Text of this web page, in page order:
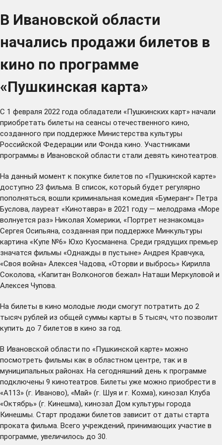
В Ивановской области
начались продажи билетов в
кино по программе
«Пушкинская карта»
С 1 февраля 2022 года обладатели «Пушкинских карт» начали
приобретать билеты на сеансы отечественного кино,
созданного при поддержке Министерства культуры
Российской Федерации или Фонда кино. Участниками
программы в Ивановской области стали девять кинотеатров.
На данный момент к покупке билетов по «Пушкинской карте»
доступно 23 фильма. В список, который будет регулярно
пополняться, вошли криминальная комедия «Бумеранг» Петра
Буслова, лауреат «Кинотавра» в 2021 году — мелодрама «Море
волнуется раз» Николая Хомерики, «Портрет незнакомца»
Сергея Осипьяна, созданная при поддержке Минкультуры
картина «Купе №6» Юхо Куосманена. Среди грядущих премьер
значатся фильмы «Однажды в пустыне» Андрея Кравчука,
«Своя война» Алексея Чадова, «Оторви и выбрось» Кирилла
Соколова, «Капитан Волконогов бежал» Наташи Меркуловой и
Алексея Чупова.
На билеты в кино молодые люди смогут потратить до 2
тысяч рублей из общей суммы карты в 5 тысяч, что позволит
купить до 7 билетов в кино за год.
В Ивановской области по «Пушкинской карте» можно
посмотреть фильмы как в областном центре, так и в
муниципальных районах. На сегодняшний день к программе
подключены 9 кинотеатров. Билеты уже можно приобрести в
«А113» (г. Иваново), «Май» (г. Шуя и г. Кохма), кинозал Клуба
«Октябрь» (г. Кинешма), кинозал Дом культуры города
Кинешмы. Старт продажи билетов зависит от даты старта
проката фильма. Всего учреждений, принимающих участие в
программе, увеличилось до 30.